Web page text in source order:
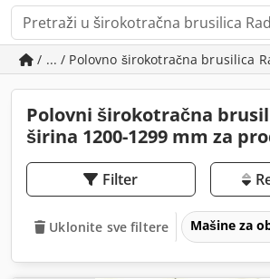
/ ... / Polovno širokotračna brusilica
Polovni širokotračna
širina 1200-1299 mm za
Filter
Uklonite sve filtere Mašine za